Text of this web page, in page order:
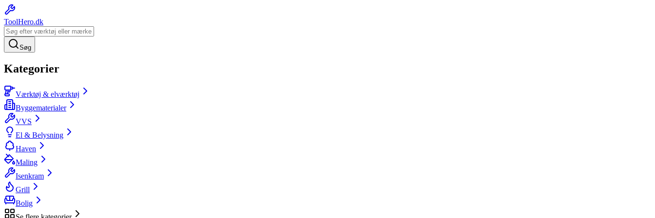
ToolHero.dk
Søg
Kategorier
Værktøj & elværktøj
Byggematerialer
VVS
El & Belysning
Haven
Maling
Isenkram
Grill
Bolig